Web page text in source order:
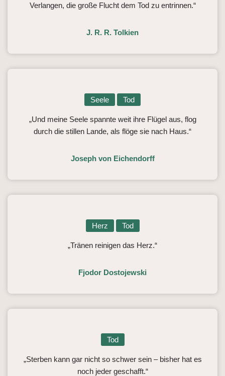
Verlangen, die große Flucht dem Tod zu entrinnen.“
J. R. R. Tolkien
Seele Tod
„Und meine Seele spannte weit ihre Flügel aus, flog
durch die stillen Lande, als flöge sie nach Haus.“
Joseph von Eichendorff
Herz Tod
„Tränen reinigen das Herz.“
Fjodor Dostojewski
Tod
„Sterben kann gar nicht so schwer sein – bisher hat es
noch jeder geschafft.“